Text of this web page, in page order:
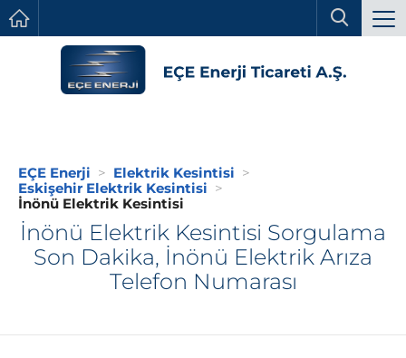
EÇE Enerji
Elektrik Kesintisi
Eskişehir Elektrik Kesintisi
İnönü Elektrik Kesintisi
İnönü Elektrik Kesintisi Sorgulama
Son Dakika, İnönü Elektrik Arıza
Telefon Numarası